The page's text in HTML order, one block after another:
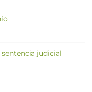
sentencia judicial